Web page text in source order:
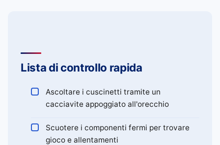
Lista di controllo rapida
Ascoltare i cuscinetti tramite un
cacciavite appoggiato all'orecchio
Scuotere i componenti fermi per trovare
gioco e allentamenti